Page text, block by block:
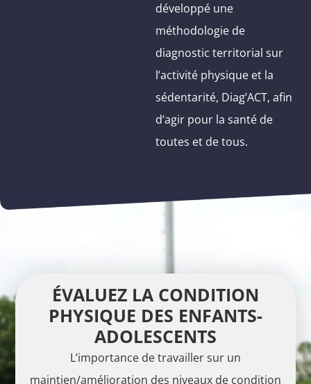
développé une
méthodologie de
diagnostic territorial sur
l’activité physique et la
sédentarité, Diag’ACT, afin
d’agir pour la santé de
toutes et de tous.
ÉVALUEZ LA CONDITION
PHYSIQUE DES ENFANTS-
ADOLESCENTS
L’importance de travailler sur un
maintien/amélioration des niveaux de condition